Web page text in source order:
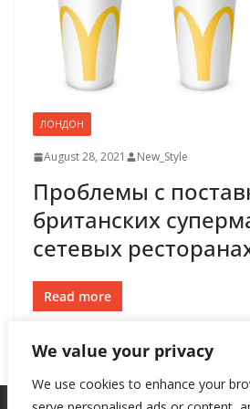
We value your privacy
We use cookies to enhance your
ЛОНДОН
August 28, 2021 New_Style
Проблемы с
британских
сетевых
Read more